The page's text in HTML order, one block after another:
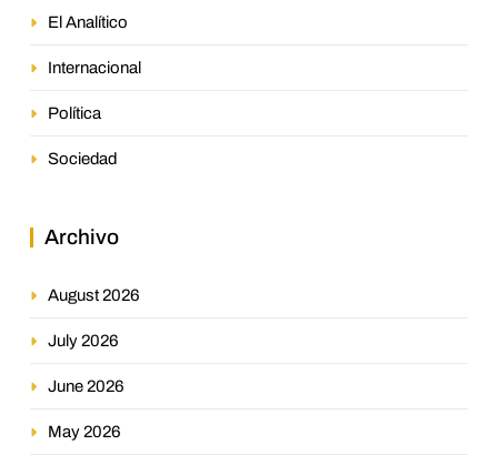
El Analítico
Internacional
Política
Sociedad
Archivo
August 2026
July 2026
June 2026
May 2026